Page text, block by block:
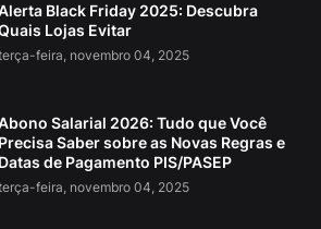
Black Friday 2025: Descubra
Lojas Evitar
feira, novembro 04, 2025
Salarial 2026: Tudo que Você
Precisa Saber sobre as Novas Regras e
Datas de Pagamento PIS/PASEP
feira, novembro 04, 2025